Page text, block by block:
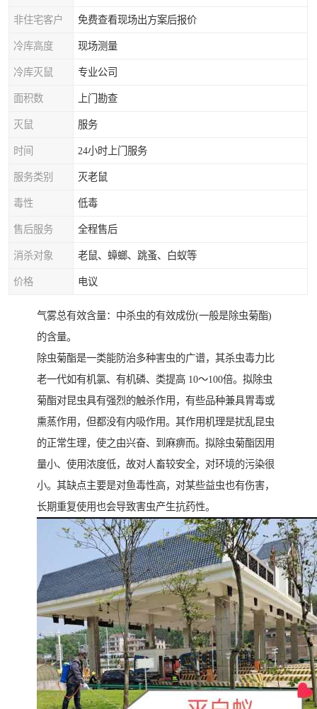
非住宅客户 免费查看现场出方案后报价
冷库高度 现场测量
冷库灭鼠 专业公司
面积数 上门勘查
灭鼠 服务
时间 24小时上门服务
服务类别 灭老鼠
毒性 低毒
售后服务 全程售后
消杀对象 老鼠、蟑螂、跳蚤、白蚁等
价格 电议
气雾总有效含量：中杀虫的有效成份(一般是除虫菊酯)
的含量。
除虫菊酯是一类能防治多种害虫的广谱，其杀虫毒力比
老一代如有机氯、有机磷、类提高 10～100倍。拟除虫
菊酯对昆虫具有强烈的触杀作用，有些品种兼具胃毒或
熏蒸作用，但都没有内吸作用。其作用机理是扰乱昆虫
的正常生理，使之由兴奋、到麻痹而。拟除虫菊酯因用
量小、使用浓度低，故对人畜较安全，对环境的污染很
小。其缺点主要是对鱼毒性高，对某些益虫也有伤害，
长期重复使用也会导致害虫产生抗药性。